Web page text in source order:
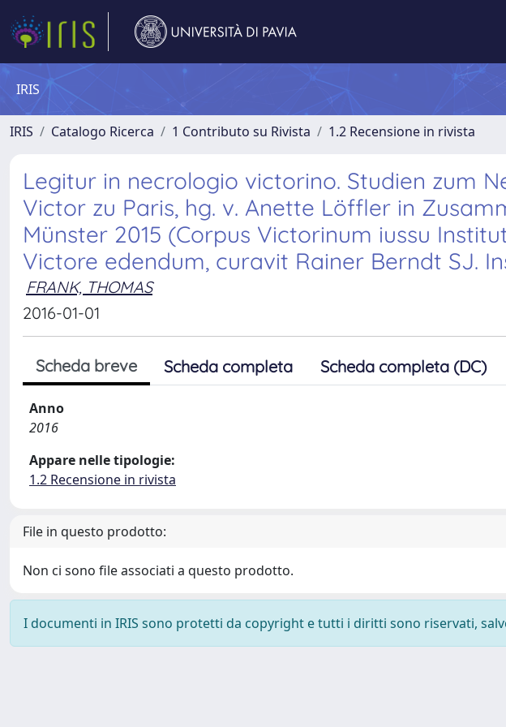
IRIS
IRIS Catalogo Ricerca 1 Contributo su Rivista 1.2 Recensione in rivista
Legitur in necrologio victorino. Studien zum
Victor zu Paris, hg. v. Anette Löffler in
Münster 2015 (Corpus Victorinum iussu
Victore edendum, curavit Rainer Berndt SJ.
FRANK, THOMAS
2016-01-01
Scheda breve Scheda completa Scheda completa (DC)
Anno
2016
Appare nelle tipologie:
1.2 Recensione in rivista
File in questo prodotto:
Non ci sono file associati a questo prodotto.
I documenti in IRIS sono protetti da copyright e tutti i diritti sono riservati,